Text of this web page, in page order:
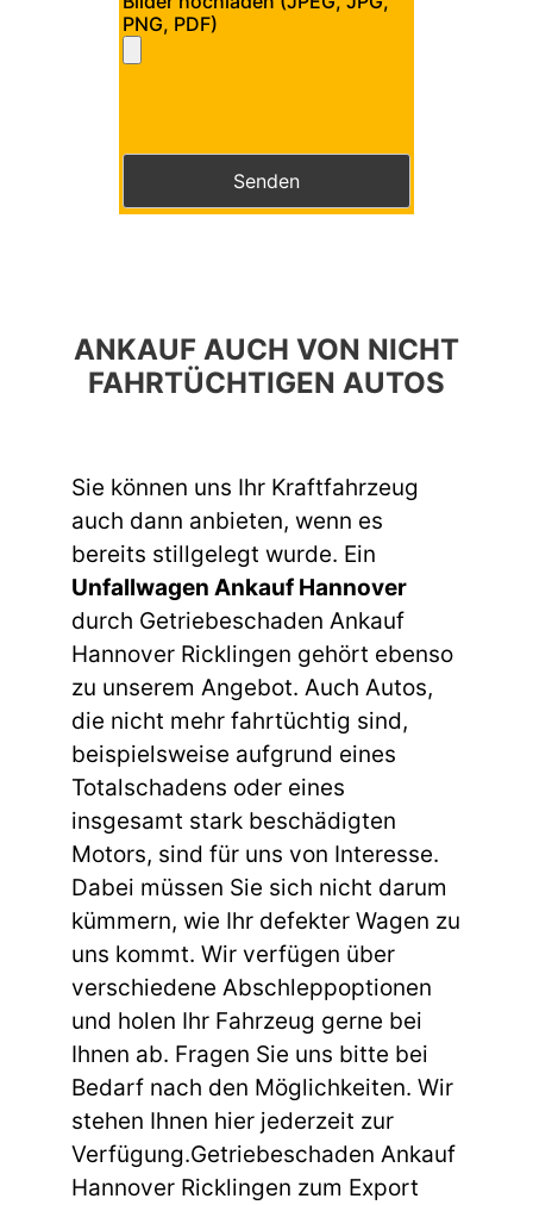
PNG, PDF)
Bitte lasse dieses Feld leer.
ANKAUF AUCH VON NICHT
FAHRTÜCHTIGEN AUTOS
Sie können uns Ihr Kraftfahrzeug
auch dann anbieten, wenn es
bereits stillgelegt wurde. Ein
Unfallwagen Ankauf Hannover
durch Getriebeschaden Ankauf
Hannover Ricklingen gehört ebenso
zu unserem Angebot. Auch Autos,
die nicht mehr fahrtüchtig sind,
beispielsweise aufgrund eines
Totalschadens oder eines
insgesamt stark beschädigten
Motors, sind für uns von Interesse.
Dabei müssen Sie sich nicht darum
kümmern, wie Ihr defekter Wagen zu
uns kommt. Wir verfügen über
verschiedene Abschleppoptionen
und holen Ihr Fahrzeug gerne bei
Ihnen ab. Fragen Sie uns bitte bei
Bedarf nach den Möglichkeiten. Wir
stehen Ihnen hier jederzeit zur
Verfügung.Getriebeschaden Ankauf
Hannover Ricklingen zum Export